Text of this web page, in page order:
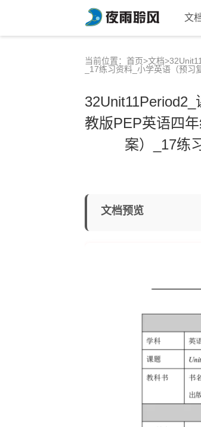
文
当前位置： 首页>文档
_17练习资料_小学英语（预习
教版PEP英语四
案）_17练
文档预览